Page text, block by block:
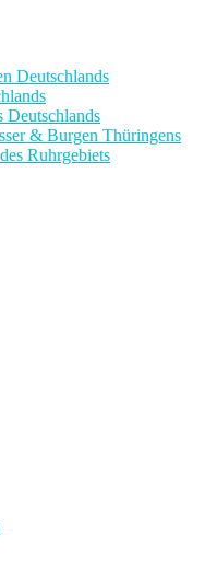
Deutschlands
Deutschlands
& Burgen Thüringens
Ruhrgebiets